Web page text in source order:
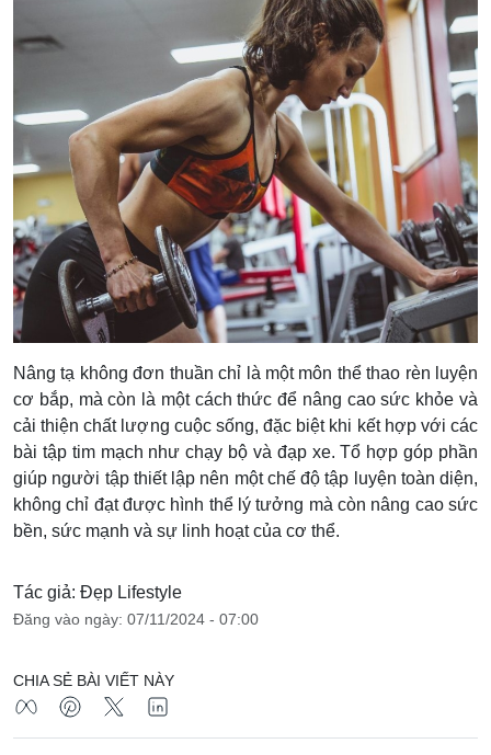
Nâng tạ không đơn thuần chỉ là một môn thể thao rèn luyện
cơ bắp, mà còn là một cách thức để nâng cao sức khỏe và
cải thiện chất lượng cuộc sống, đặc biệt khi kết hợp với các
bài tập tim mạch như chạy bộ và đạp xe. Tổ hợp góp phần
giúp người tập thiết lập nên một chế độ tập luyện toàn diện,
không chỉ đạt được hình thể lý tưởng mà còn nâng cao sức
bền, sức mạnh và sự linh hoạt của cơ thể.
Tác giả: Đẹp Lifestyle
Đăng vào ngày: 07/11/2024 - 07:00
CHIA SẺ BÀI VIẾT NÀY